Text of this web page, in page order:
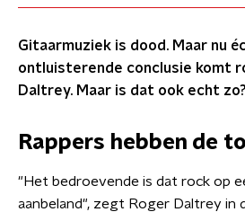
Gitaarmuziek is dood. Maar nu
ontluisterende conclusie komt
Daltrey. Maar is dat ook echt zo?
Rappers hebben de
"Het bedroevende is dat rock op
aanbeland", zegt Roger Daltrey in